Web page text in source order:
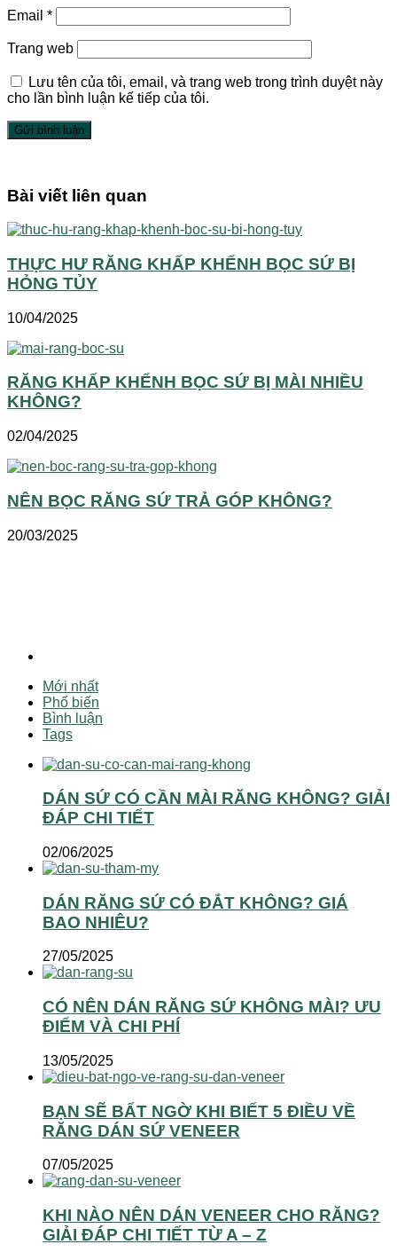
Email *
Trang web
Lưu tên của tôi, email, và trang web trong trình duyệt này
cho lần bình luận kế tiếp của tôi.
Bài viết liên quan
THỰC HƯ RĂNG KHẤP KHỂNH BỌC SỨ BỊ
HỎNG TỦY
10/04/2025
RĂNG KHẤP KHỂNH BỌC SỨ BỊ MÀI NHIỀU
KHÔNG?
02/04/2025
NÊN BỌC RĂNG SỨ TRẢ GÓP KHÔNG?
20/03/2025
Mới nhất
Phổ biến
Bình luận
Tags
DÁN SỨ CÓ CẦN MÀI RĂNG KHÔNG? GIẢI
ĐÁP CHI TIẾT
02/06/2025
DÁN RĂNG SỨ CÓ ĐẮT KHÔNG? GIÁ
BAO NHIÊU?
27/05/2025
CÓ NÊN DÁN RĂNG SỨ KHÔNG MÀI? ƯU
ĐIỂM VÀ CHI PHÍ
13/05/2025
BẠN SẼ BẤT NGỜ KHI BIẾT 5 ĐIỀU VỀ
RĂNG DÁN SỨ VENEER
07/05/2025
KHI NÀO NÊN DÁN VENEER CHO RĂNG?
GIẢI ĐÁP CHI TIẾT TỪ A – Z